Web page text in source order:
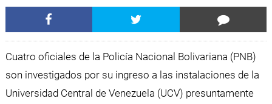
Cuatro oficiales de la Policía Nacional Bolivariana (PNB)
son investigados por su ingreso a las instalaciones de la
Universidad Central de Venezuela (UCV) presuntamente